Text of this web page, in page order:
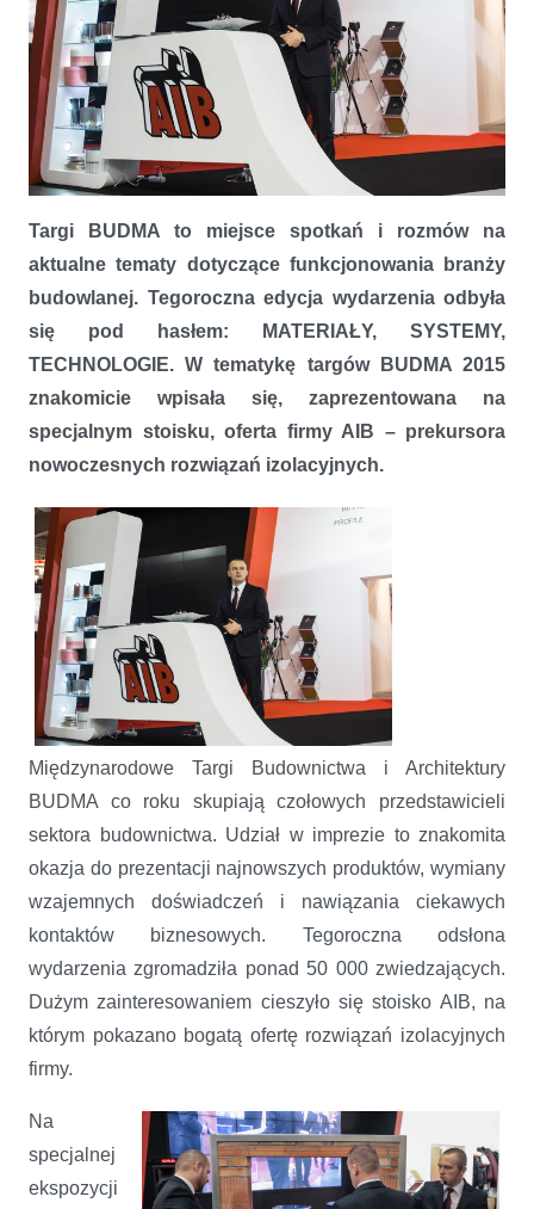
Targi BUDMA to miejsce spotkań i rozmów na
aktualne tematy dotyczące funkcjonowania branży
budowlanej. Tegoroczna edycja wydarzenia odbyła
się pod hasłem: MATERIAŁY, SYSTEMY,
TECHNOLOGIE. W tematykę targów BUDMA 2015
znakomicie wpisała się, zaprezentowana na
specjalnym stoisku, oferta firmy AIB – prekursora
nowoczesnych rozwiązań izolacyjnych.
Międzynarodowe Targi Budownictwa i Architektury
BUDMA co roku skupiają czołowych przedstawicieli
sektora budownictwa. Udział w imprezie to znakomita
okazja do prezentacji najnowszych produktów, wymiany
wzajemnych doświadczeń i nawiązania ciekawych
kontaktów biznesowych. Tegoroczna odsłona
wydarzenia zgromadziła ponad 50 000 zwiedzających.
Dużym zainteresowaniem cieszyło się stoisko AIB, na
którym pokazano bogatą ofertę rozwiązań izolacyjnych
firmy.
Na
specjalnej
ekspozycji